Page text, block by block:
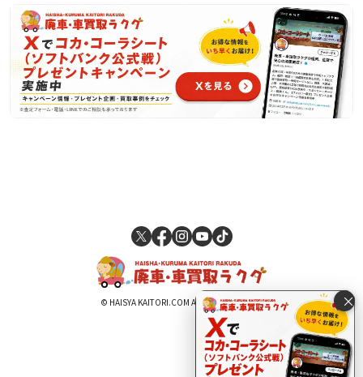
×
© HAISYA KAITORI.COM All Rights Reserved.